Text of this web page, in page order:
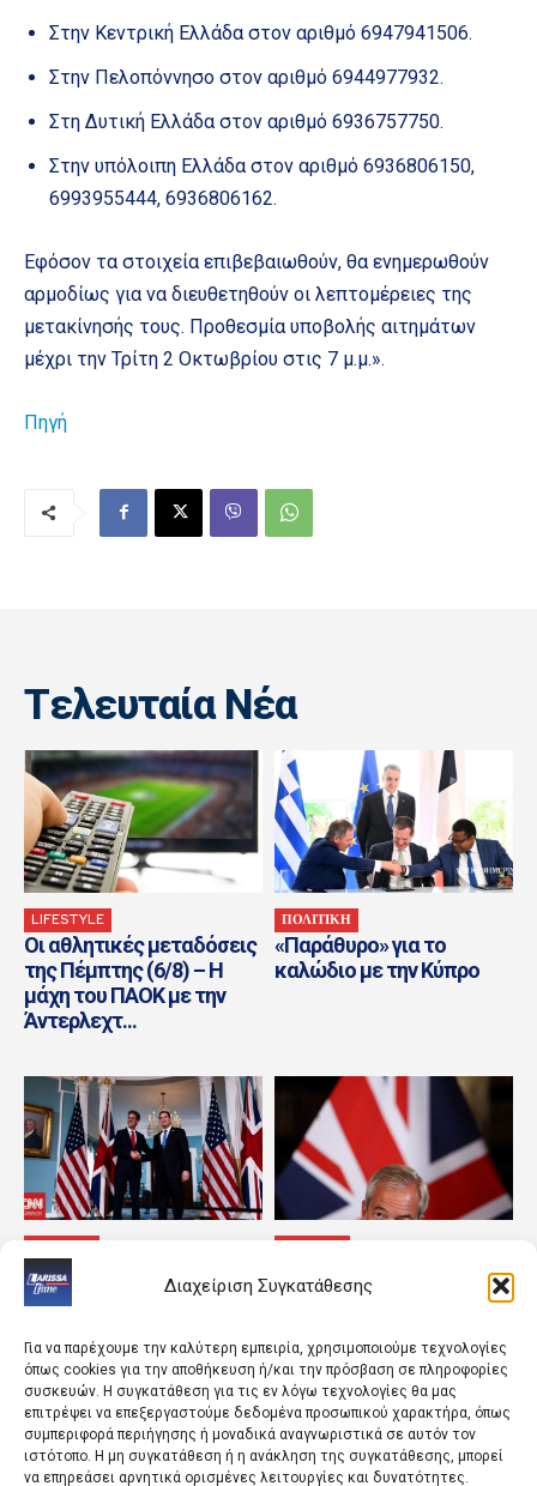
Διαχείριση Συγκατάθεσης
Για να παρέχουμε την καλύτερη εμπειρία, χρησιμοποιούμε τεχνολογίες
όπως cookies για την αποθήκευση ή/και την πρόσβαση σε πληροφορίες
συσκευών. Η συγκατάθεση για τις εν λόγω τεχνολογίες θα μας
επιτρέψει να επεξεργαστούμε δεδομένα προσωπικού χαρακτήρα, όπως
συμπεριφορά περιήγησης ή μοναδικά αναγνωριστικά σε αυτόν τον
ιστότοπο. Η μη συγκατάθεση ή η ανάκληση της συγκατάθεσης, μπορεί
να επηρεάσει αρνητικά ορισμένες λειτουργίες και δυνατότητες.
Στην Κεντρική Ελλάδα στον αριθμό 6947941506.
Στην Πελοπόννησο στον αριθμό 6944977932.
Στη Δυτική Ελλάδα στον αριθμό 6936757750.
Στην υπόλοιπη Ελλάδα στον αριθμό 6936806150,
6993955444, 6936806162.
Εφόσον τα στοιχεία επιβεβαιωθούν, θα ενημερωθούν
αρμοδίως για να διευθετηθούν οι λεπτομέρειες της
μετακίνησής τους. Προθεσμία υποβολής αιτημάτων
μέχρι την Τρίτη 2 Οκτωβρίου στις 7 μ.μ.».
Πηγή
Tελευταία Nέα
LIFESTYLE
Οι αθλητικές μεταδόσεις
της Πέμπτης (6/8) – Η
μάχη του ΠΑΟΚ με την
Άντερλεχτ...
ΠΟΛΙΤΙΚΗ
«Παράθυρο» για το
καλώδιο με την Κύπρο
ΚΟΣΜΟΣ
Η ασφάλεια Ευρώπης και
Ουκρανίας κυριάρχησαν
ΗΠΑ και...
ΚΟΣΜΟΣ
«Ο εχθρός του εχθρού
μου» – Το φαινόμενο
ψυχόδραμα στη...